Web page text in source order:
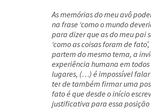
As memórias do meu avô
na frase ‘como o mundo
para dizer que as do meu pai
‘como as coisas foram de
partem do mesmo tema, a
experiência humana em todos
lugares, (…) é impossível falar
ter de também firmar uma
fato é que desde o início
justificativa para essa posição